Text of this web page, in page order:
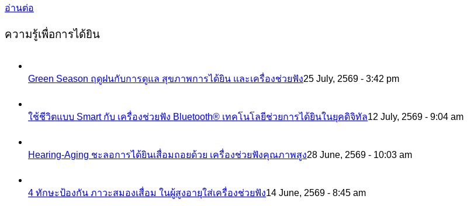
อ่านต่อ
ความรู้เพื่อการได้ยิน
Green Season ฤดูฝนกับการดูแล สุขภาพการได้ยิน และเครื่องช่วยฟัง25 July, 2569 - 3:42 pm
ใช้ชีวิตแบบ Smart กับ เครื่องช่วยฟัง Bluetooth® เทคโนโลยีช่วยการได้ยินในยุคดิจิทัล12 July, 2569 - 9:04 am
Hearing-Aging ชะลอการได้ยินเสื่อมถอยด้วย เครื่องช่วยฟังคุณภาพสูง28 June, 2569 - 10:03 am
4 ทักษะป้องกัน ภาวะสมองเสื่อม ในผู้สูงอายุใส่เครื่องช่วยฟัง14 June, 2569 - 8:45 am